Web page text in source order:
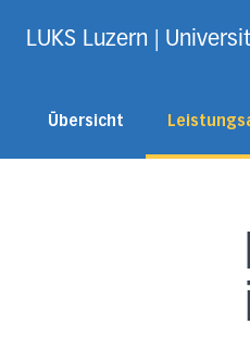
LUKS Luzern |
Übersicht